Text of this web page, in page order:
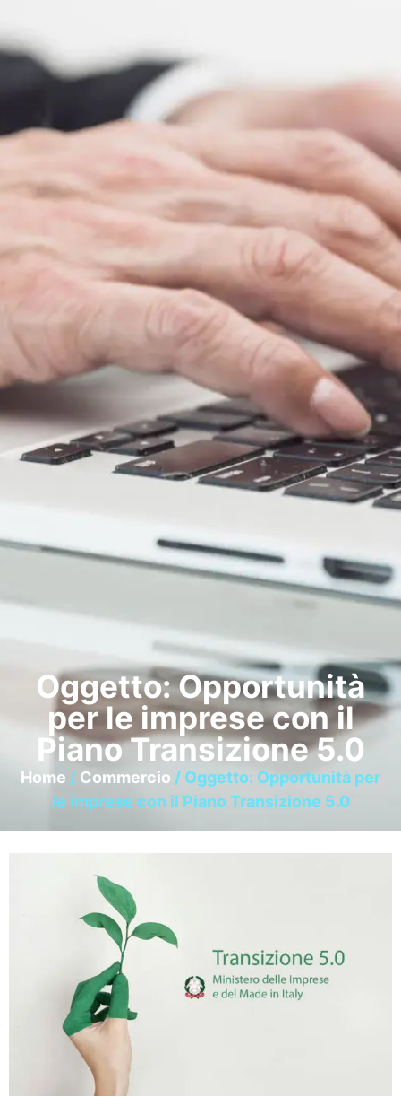
Oggetto: Opportunità
per le imprese con il
Piano Transizione 5.0
Home / Commercio / Oggetto: Opportunità per
le imprese con il Piano Transizione 5.0